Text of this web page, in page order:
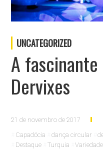
UNCATEGORIZED
A
Dervixes
21 de novembro de 2017
Capadócia
dança circular
Destaque
Turquia